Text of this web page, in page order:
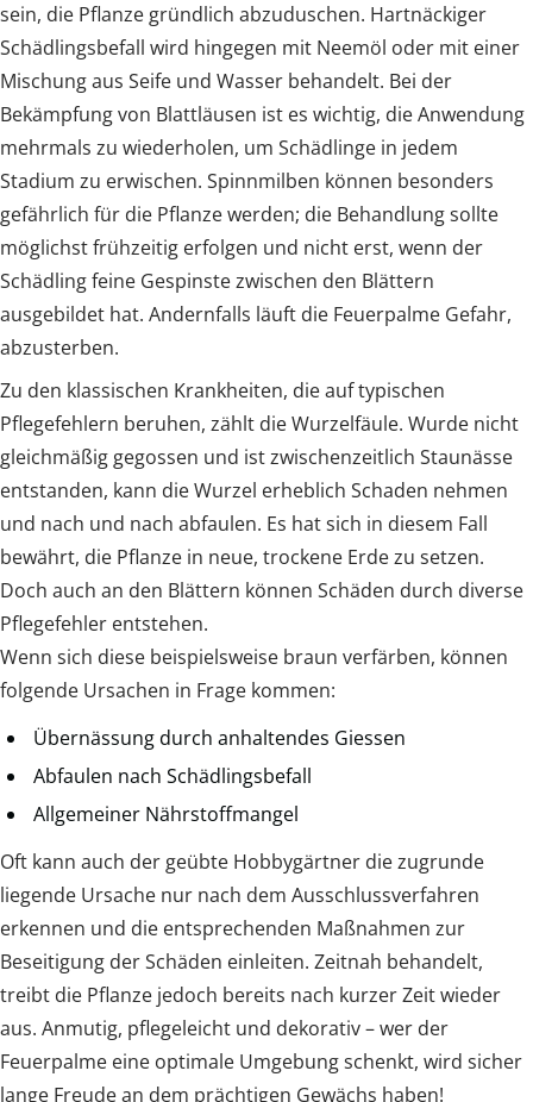
sein, die Pflanze gründlich abzuduschen. Hartnäckiger
Schädlingsbefall wird hingegen mit Neemöl oder mit einer
Mischung aus Seife und Wasser behandelt. Bei der
Bekämpfung von Blattläusen ist es wichtig, die Anwendung
mehrmals zu wiederholen, um Schädlinge in jedem
Stadium zu erwischen. Spinnmilben können besonders
gefährlich für die Pflanze werden; die Behandlung sollte
möglichst frühzeitig erfolgen und nicht erst, wenn der
Schädling feine Gespinste zwischen den Blättern
ausgebildet hat. Andernfalls läuft die Feuerpalme Gefahr,
abzusterben.
Zu den klassischen Krankheiten, die auf typischen
Pflegefehlern beruhen, zählt die Wurzelfäule. Wurde nicht
gleichmäßig gegossen und ist zwischenzeitlich Staunässe
entstanden, kann die Wurzel erheblich Schaden nehmen
und nach und nach abfaulen. Es hat sich in diesem Fall
bewährt, die Pflanze in neue, trockene Erde zu setzen.
Doch auch an den Blättern können Schäden durch diverse
Pflegefehler entstehen.
Wenn sich diese beispielsweise braun verfärben, können
folgende Ursachen in Frage kommen:
Übernässung durch anhaltendes Giessen
Abfaulen nach Schädlingsbefall
Allgemeiner Nährstoffmangel
Oft kann auch der geübte Hobbygärtner die zugrunde
liegende Ursache nur nach dem Ausschlussverfahren
erkennen und die entsprechenden Maßnahmen zur
Beseitigung der Schäden einleiten. Zeitnah behandelt,
treibt die Pflanze jedoch bereits nach kurzer Zeit wieder
aus. Anmutig, pflegeleicht und dekorativ – wer der
Feuerpalme eine optimale Umgebung schenkt, wird sicher
lange Freude an dem prächtigen Gewächs haben!